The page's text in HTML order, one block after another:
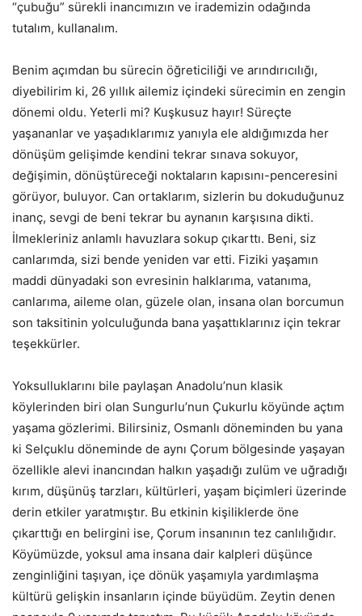
“çubuğu” sürekli inancımızın ve irademizin odağında
tutalım, kullanalım.
Benim açımdan bu sürecin öğreticiliği ve arındırıcılığı,
diyebilirim ki, 26 yıllık ailemiz içindeki sürecimin en zengin
dönemi oldu. Yeterli mi? Kuşkusuz hayır! Süreçte
yaşananlar ve yaşadıklarımız yanıyla ele aldığımızda her
dönüşüm gelişimde kendini tekrar sınava sokuyor,
değişimin, dönüştüreceği noktaların kapısını-penceresini
görüyor, buluyor. Can ortaklarım, sizlerin bu dokuduğunuz
inanç, sevgi de beni tekrar bu aynanın karşısına dikti.
İlmekleriniz anlamlı havuzlara sokup çıkarttı. Beni, siz
canlarımda, sizi bende yeniden var etti. Fiziki yaşamın
maddi dünyadaki son evresinin halklarıma, vatanıma,
canlarıma, aileme olan, güzele olan, insana olan borcumun
son taksitinin yolculuğunda bana yaşattıklarınız için tekrar
teşekkürler.
Yoksulluklarını bile paylaşan Anadolu’nun klasik
köylerinden biri olan Sungurlu’nun Çukurlu köyünde açtım
yaşama gözlerimi. Bilirsiniz, Osmanlı döneminden bu yana
ki Selçuklu döneminde de aynı Çorum bölgesinde yaşayan
özellikle alevi inancından halkın yaşadığı zulüm ve uğradığı
kırım, düşünüş tarzları, kültürleri, yaşam biçimleri üzerinde
derin etkiler yaratmıştır. Bu etkinin kişiliklerde öne
çıkarttığı en belirgini ise, Çorum insanının tez canlılığıdır.
Köyümüzde, yoksul ama insana dair kalpleri düşünce
zenginliğini taşıyan, içe dönük yaşamıyla yardımlaşma
kültürü gelişkin insanların içinde büyüdüm. Zeytin denen